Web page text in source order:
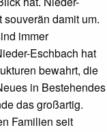
damit um.
immer
Eschbach hat
bewahrt, die
in Bestehendes
das großartig.
Familien seit